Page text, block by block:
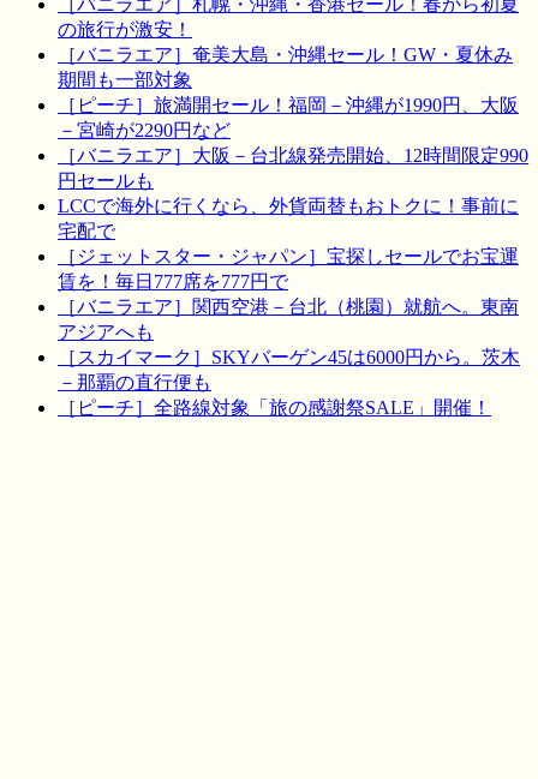
［バニラエア］札幌・沖縄・香港セール！春から初夏
の旅行が激安！
［バニラエア］奄美大島・沖縄セール！GW・夏休み
期間も一部対象
［ピーチ］旅満開セール！福岡－沖縄が1990円、大阪
－宮崎が2290円など
［バニラエア］大阪－台北線発売開始、12時間限定990
円セールも
LCCで海外に行くなら、外貨両替もおトクに！事前に
宅配で
［ジェットスター・ジャパン］宝探しセールでお宝運
賃を！毎日777席を777円で
［バニラエア］関西空港－台北（桃園）就航へ。東南
アジアへも
［スカイマーク］SKYバーゲン45は6000円から。茨木
－那覇の直行便も
［ピーチ］全路線対象「旅の感謝祭SALE」開催！